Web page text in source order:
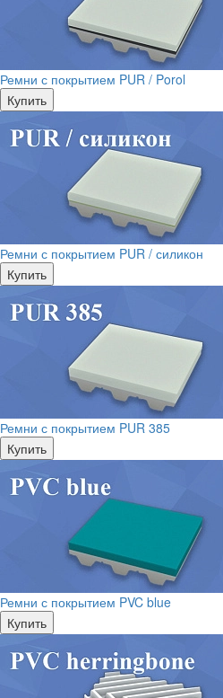
Ремни с покрытием PUR / Porol
Купить
Ремни с покрытием PUR / силикон
Купить
Ремни с покрытием PUR 385
Купить
Ремни с покрытием PVC blue
Купить